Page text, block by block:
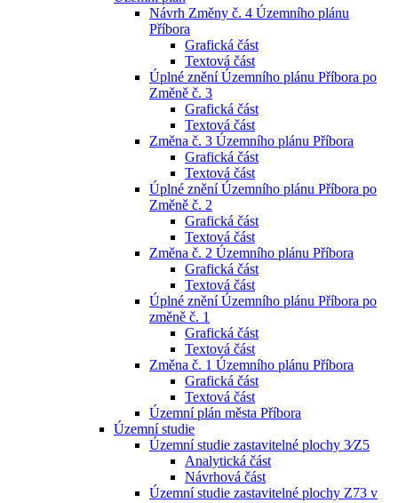
Návrh Změny č. 4 Územního plánu
Příbora
Grafická část
Textová část
Úplné znění Územního plánu Příbora po
Změně č. 3
Grafická část
Textová část
Změna č. 3 Územního plánu Příbora
Grafická část
Textová část
Úplné znění Územního plánu Příbora po
Změně č. 2
Grafická část
Textová část
Změna č. 2 Územního plánu Příbora
Grafická část
Textová část
Úplné znění Územního plánu Příbora po
změně č. 1
Grafická část
Textová část
Změna č. 1 Územního plánu Příbora
Grafická část
Textová část
Územní plán města Příbora
Územní studie
Územní studie zastavitelné plochy 3⁄Z5
Analytická část
Návrhová část
Územní studie zastavitelné plochy Z73 v